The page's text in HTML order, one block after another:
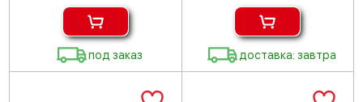
под заказ доставка: завтра